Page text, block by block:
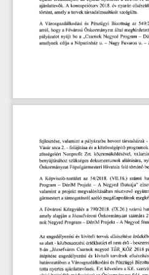
ajánlattevők. A koncepcióterv 2018. év nyarán
történt, amely a tervek társadalmasítását szolgálta.
A Városgazdálkodási és Pénzügyi Bizottság az 549/
arról, hogy a Fővárosi Önkormányzat által meghirdetett
pályázatot nyújt be a „Csarnok Negyed Program —
amelynek célja a Népszínház u Nagy Fuvaros u.
fejlesztése, valamint a pályázatba bevont társasházak -
Vásár utca 2. - felújítása és a közösségépítő programok
zösségeiért Nonprofit Zrt. közreműködésével,
benyújtásához szükséges dokumentumok aláírására,
Önkormányzat Főpolgármesteri Hivatala felé történő
A Képviselő-testület az 54/2018. (VII.16.) számú
Program — DériM Projekt — A Negyed főutcája"
valamint a projekt megvalósításában résztvevő
gármestert a támogatásról szóló megállapodások
A Fővárosi Közgyűlés a 790/2018. (IX.26.) számú
amely alapján a Józsefvárosi Önkormányzat számára
nok Negyed Program DériM Projekt A Negyed fő
Az engedélyezési és kiviteli tervek elkészítése
sa alatt - közbeszerzési értékhatárt el nem érő -
8-án
„Józsefváros Csarnok negyed TÉR_KÖZ 2018
átépítése engedélyezési és kiviteli tervének
határozatában a Városgazdálkodási és Pénzügyi
totta nyertes ajánlattevőnek. Ezt követően a Kft. szerző